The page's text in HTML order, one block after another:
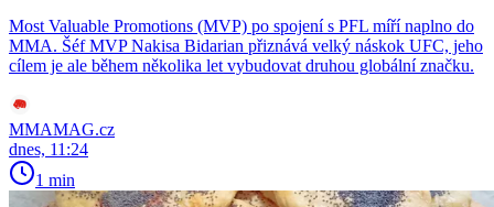
Most Valuable Promotions (MVP) po spojení s PFL míří naplno do
MMA. Šéf MVP Nakisa Bidarian přiznává velký náskok UFC, jeho
cílem je ale během několika let vybudovat druhou globální značku.
MMAMAG.cz
dnes, 11:24
1 min